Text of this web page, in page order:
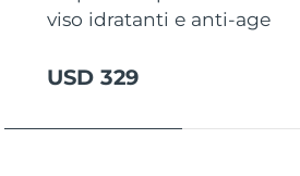
viso idratanti e anti-age
USD 329